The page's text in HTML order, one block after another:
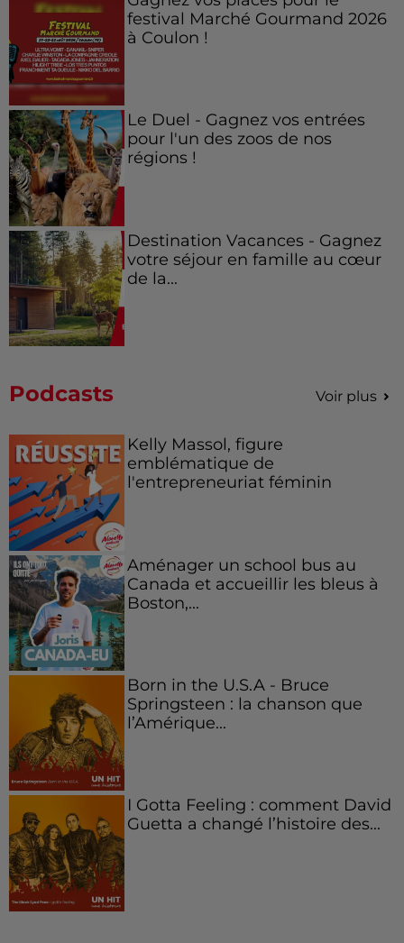
festival Marché Gourmand 2026
à Coulon !
Le Duel - Gagnez vos entrées
pour l'un des zoos de nos
régions !
Destination Vacances - Gagnez
votre séjour en famille au cœur
de la...
Podcasts Voir plus
Kelly Massol, figure
emblématique de
l'entrepreneuriat féminin
Aménager un school bus au
Canada et accueillir les bleus à
Boston,...
Born in the U.S.A - Bruce
Springsteen : la chanson que
l’Amérique...
I Gotta Feeling : comment David
Guetta a changé l’histoire des...